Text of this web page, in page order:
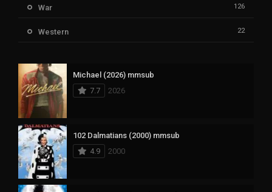
War 126
Western 22
Michael (2026) mmsub
7.7
2026
102 Dalmatians (2000) mmsub
4.9
2000